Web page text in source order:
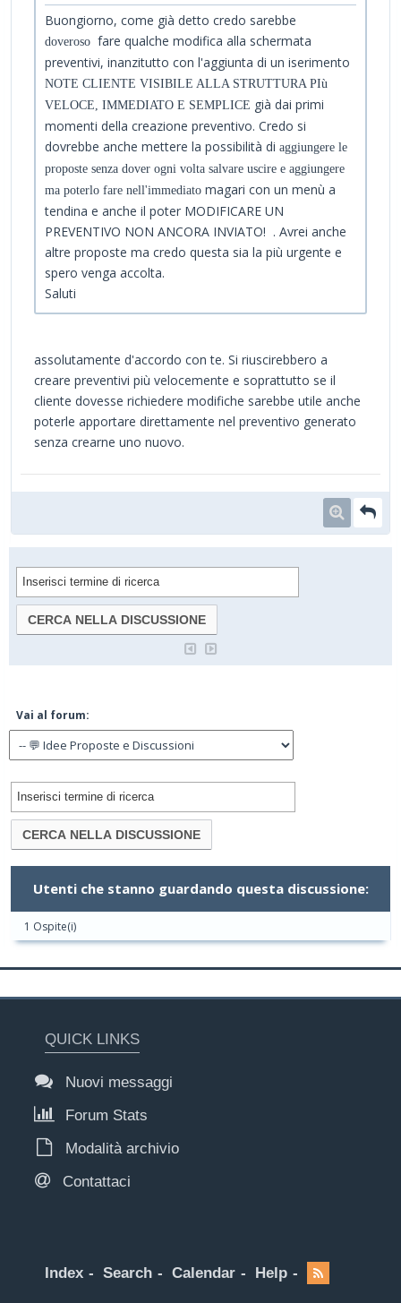
Buongiorno, come già detto credo sarebbe
doveroso fare qualche modifica alla schermata
preventivi, inanzitutto con l'aggiunta di un iserimento
NOTE CLIENTE VISIBILE ALLA STRUTTURA PIù
VELOCE, IMMEDIATO E SEMPLICE già dai primi
momenti della creazione preventivo. Credo si
dovrebbe anche mettere la possibilità di aggiungere le
proposte senza dover ogni volta salvare uscire e aggiungere
ma poterlo fare nell'immediato magari con un menù a
tendina e anche il poter MODIFICARE UN
PREVENTIVO NON ANCORA INVIATO! . Avrei anche
altre proposte ma credo questa sia la più urgente e
spero venga accolta.
Saluti
assolutamente d'accordo con te. Si riuscirebbero a
creare preventivi più velocemente e soprattutto se il
cliente dovesse richiedere modifiche sarebbe utile anche
poterle apportare direttamente nel preventivo generato
senza crearne uno nuovo.
Vai al forum:
Utenti che stanno guardando questa discussione:
1 Ospite(i)
QUICK LINKS
Nuovi messaggi
Forum Stats
Modalità archivio
Contattaci
Index Search Calendar Help